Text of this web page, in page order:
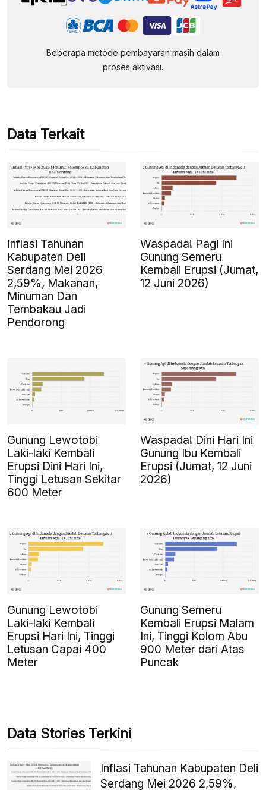
Beberapa metode pembayaran masih dalam
proses aktivasi.
Data Terkait
Inflasi Tahunan
Kabupaten Deli
Serdang Mei 2026
2,59%, Makanan,
Minuman Dan
Tembakau Jadi
Pendorong
Waspada! Pagi Ini
Gunung Semeru
Kembali Erupsi (Jumat,
12 Juni 2026)
Gunung Lewotobi
Laki-laki Kembali
Erupsi Dini Hari Ini,
Tinggi Letusan Sekitar
600 Meter
Waspada! Dini Hari Ini
Gunung Ibu Kembali
Erupsi (Jumat, 12 Juni
2026)
Gunung Lewotobi
Laki-laki Kembali
Erupsi Hari Ini, Tinggi
Letusan Capai 400
Meter
Gunung Semeru
Kembali Erupsi Malam
Ini, Tinggi Kolom Abu
900 Meter dari Atas
Puncak
Data Stories Terkini
Inflasi Tahunan Kabupaten Deli
Serdang Mei 2026 2,59%,